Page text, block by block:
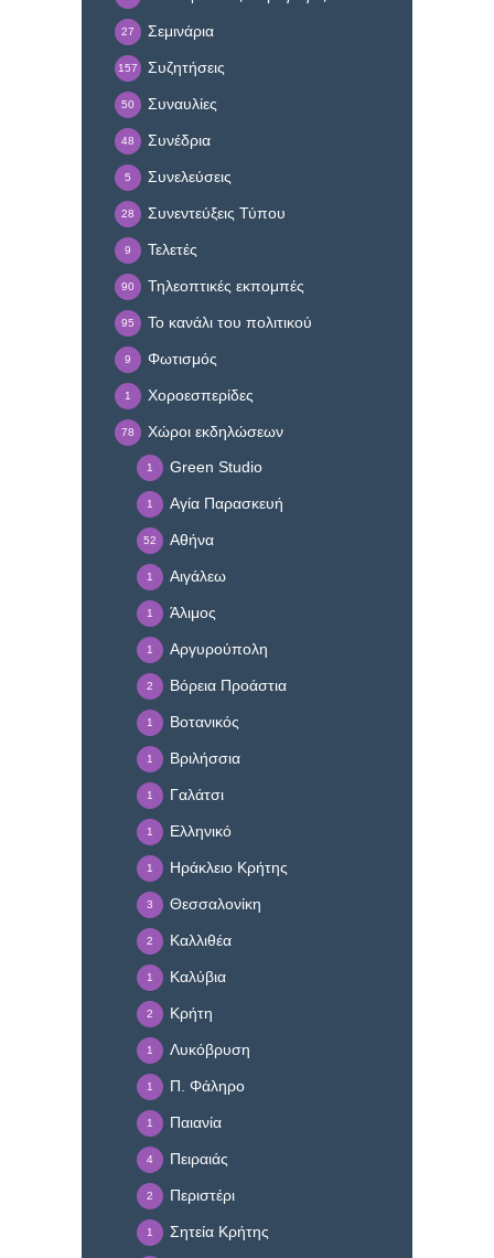
Σεμινάρια
27
Συζητήσεις
157
Συναυλίες
50
Συνέδρια
48
Συνελεύσεις
5
Συνεντεύξεις Τύπου
28
Τελετές
9
Τηλεοπτικές εκπομπές
90
Το κανάλι του πολιτικού
95
Φωτισμός
9
Χοροεσπερίδες
1
Χώροι εκδηλώσεων
78
Green Studio
1
Αγία Παρασκευή
1
Αθήνα
52
Αιγάλεω
1
Άλιμος
1
Αργυρούπολη
1
Βόρεια Προάστια
2
Βοτανικός
1
Βριλήσσια
1
Γαλάτσι
1
Ελληνικό
1
Ηράκλειο Κρήτης
1
Θεσσαλονίκη
3
Καλλιθέα
2
Καλύβια
1
Κρήτη
2
Λυκόβρυση
1
Π. Φάληρο
1
Παιανία
1
Πειραιάς
4
Περιστέρι
2
Σητεία Κρήτης
1